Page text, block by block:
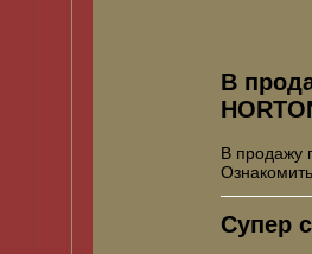
В
В продажу
Супер